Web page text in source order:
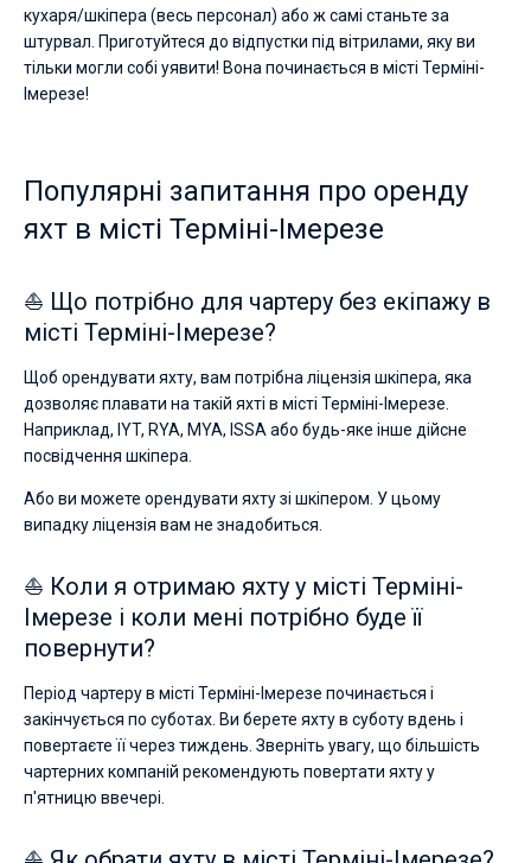
кухаря/шкіпера (весь персонал) або ж самі станьте за
штурвал. Приготуйтеся до відпустки під вітрилами, яку ви
тільки могли собі уявити! Вона починається в місті Терміні-
Імерезе!
Популярні запитання про оренду
яхт в місті Терміні-Імерезе
⛵ Що потрібно для чартеру без екіпажу в
місті Терміні-Імерезе?
Щоб орендувати яхту, вам потрібна ліцензія шкіпера, яка
дозволяє плавати на такій яхті в місті Терміні-Імерезе.
Наприклад, IYT, RYA, MYA, ISSA або будь-яке інше дійсне
посвідчення шкіпера.
Або ви можете орендувати яхту зі шкіпером. У цьому
випадку ліцензія вам не знадобиться.
⛵ Коли я отримаю яхту у місті Терміні-
Імерезе і коли мені потрібно буде її
повернути?
Період чартеру в місті Терміні-Імерезе починається і
закінчується по суботах. Ви берете яхту в суботу вдень і
повертаєте її через тиждень. Зверніть увагу, що більшість
чартерних компаній рекомендують повертати яхту у
п'ятницю ввечері.